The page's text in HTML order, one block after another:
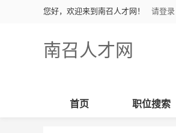
您好，欢迎来到南召人才网！ 请登录
南召人才网
首页 职位搜索